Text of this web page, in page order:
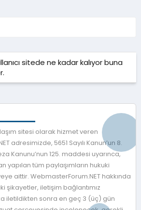
sitede ne kadar kalıyor buna
sitesi olarak hizmet veren
adresimizde, 5651 Sayılı Kanun’un 8.
Kanunu’nun 125. maddesi uyarınca,
yapılan tüm paylaşımların hukuki
aittir. WebmasterForum.NET hakkında
şikayetler, iletişim bağlantımız
iletildikten sonra en geç 3 (üç) gün